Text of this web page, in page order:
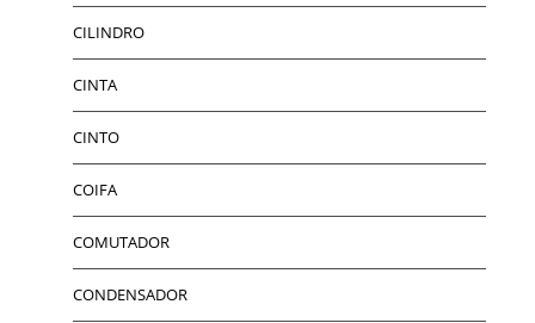
CILINDRO
CINTA
CINTO
COIFA
COMUTADOR
CONDENSADOR